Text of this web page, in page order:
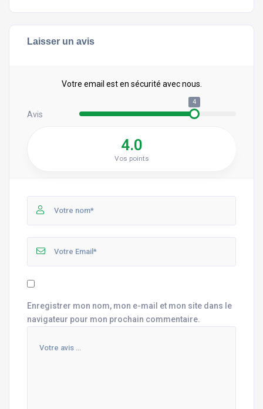
Laisser un avis
Votre email est en sécurité avec nous.
Avis
4
4.0
Vos points
Enregistrer mon nom, mon e-mail et mon site dans le
navigateur pour mon prochain commentaire.